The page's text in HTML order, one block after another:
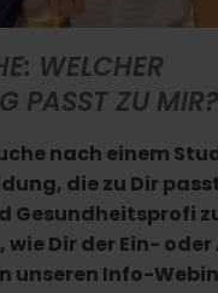
WELCHER
PASST ZU MIR?
nach einem
die zu Dir
Gesundheitsprofi
Dir der Ein-
unseren Info-